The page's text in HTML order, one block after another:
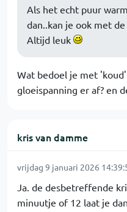
Als het echt puur
dan..kan je ook met
Altijd leuk
Wat bedoel je met
gloeispanning er af? en
kris van damme
vrijdag 9 januari 2026
Ja. de desbetreffende
minuutje of 12 laat je